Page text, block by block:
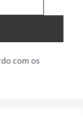
com os